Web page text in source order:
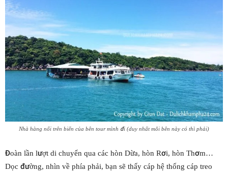
Nhà hàng nổi trên biển của bên tour mình đi (duy nhất mỗi bên này có thì phải)
Đoàn lần lượt di chuyển qua các hòn Dừa, hòn Rơi, hòn Thơm…
Dọc đường, nhìn về phía phải, bạn sẽ thấy cáp hệ thống cáp treo